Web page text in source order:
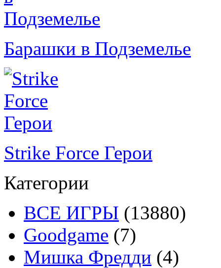
Барашки в Подземелье
Strike Force Герои
Категории
ВСЕ ИГРЫ (13880)
Goodgame (7)
Мишка Фредди (4)